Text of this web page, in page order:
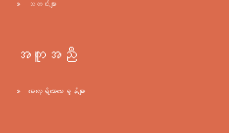
သတင်းများ
အကူအညီ
မေးလေ့ရှိသောမေးခွန်များ